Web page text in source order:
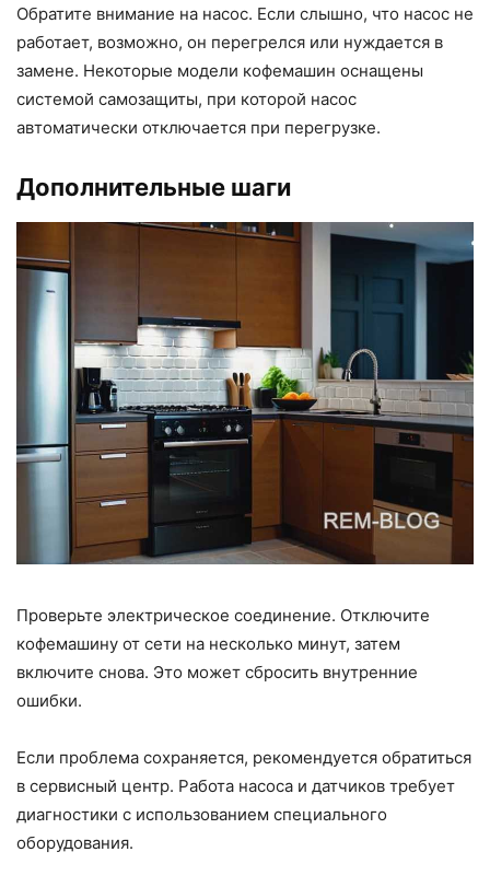
Обратите внимание на насос. Если слышно, что насос не
работает, возможно, он перегрелся или нуждается в
замене. Некоторые модели кофемашин оснащены
системой самозащиты, при которой насос
автоматически отключается при перегрузке.
Дополнительные шаги
Проверьте электрическое соединение. Отключите
кофемашину от сети на несколько минут, затем
включите снова. Это может сбросить внутренние
ошибки.
Если проблема сохраняется, рекомендуется обратиться
в сервисный центр. Работа насоса и датчиков требует
диагностики с использованием специального
оборудования.